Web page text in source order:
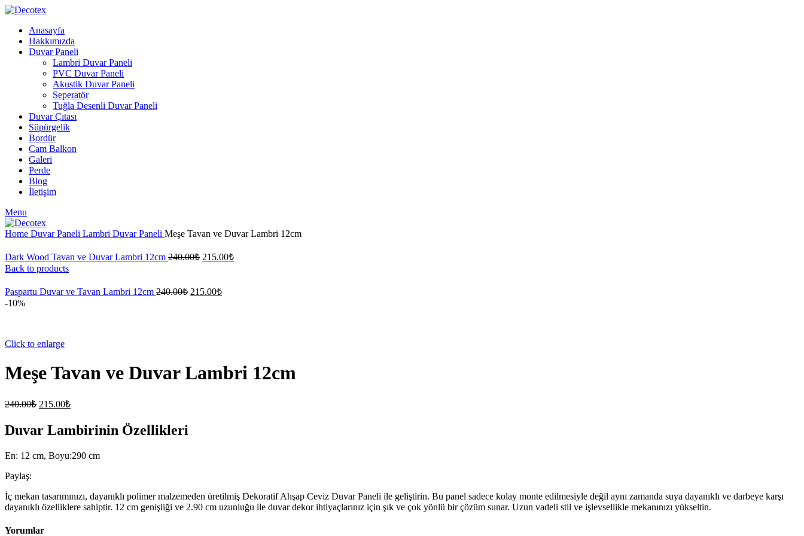
Anasayfa
Hakkımızda
Duvar Paneli
Lambri Duvar Paneli
PVC Duvar Paneli
Akustik Duvar Paneli
Seperatör
Tuğla Desenli Duvar Paneli
Duvar Çıtası
Süpürgelik
Bordür
Cam Balkon
Galeri
Perde
Blog
İletişim
Menu
Home Duvar Paneli Lambri Duvar Paneli Meşe Tavan ve Duvar Lambri 12cm
Dark Wood Tavan ve Duvar Lambri 12cm 240.00₺ 215.00₺
Back to products
Paspartu Duvar ve Tavan Lambri 12cm 240.00₺ 215.00₺
-10%
Click to enlarge
Meşe Tavan ve Duvar Lambri 12cm
240.00₺ 215.00₺
Duvar Lambirinin Özellikleri
En: 12 cm, Boyu:290 cm
Paylaş:
İç mekan tasarımınızı, dayanıklı polimer malzemeden üretilmiş Dekoratif Ahşap Ceviz Duvar Paneli ile geliştirin. Bu panel sadece kolay monte edilmesiyle değil aynı zamanda suya dayanıklı ve darbeye karşı
dayanıklı özelliklere sahiptir. 12 cm genişliği ve 2.90 cm uzunluğu ile duvar dekor ihtiyaçlarınız için şık ve çok yönlü bir çözüm sunar. Uzun vadeli stil ve işlevsellikle mekanınızı yükseltin.
Yorumlar